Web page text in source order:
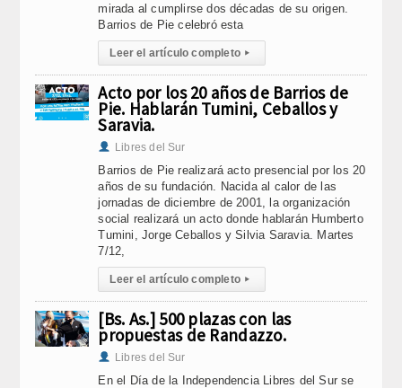
mirada al cumplirse dos décadas de su origen.
Barrios de Pie celebró esta
Leer el artículo completo ▸
Acto por los 20 años de Barrios de
Pie. Hablarán Tumini, Ceballos y
Saravia.
Libres del Sur
Barrios de Pie realizará acto presencial por los 20
años de su fundación. Nacida al calor de las
jornadas de diciembre de 2001, la organización
social realizará un acto donde hablarán Humberto
Tumini, Jorge Ceballos y Silvia Saravia. Martes
7/12,
Leer el artículo completo ▸
[Bs. As.] 500 plazas con las
propuestas de Randazzo.
Libres del Sur
En el Día de la Independencia Libres del Sur se